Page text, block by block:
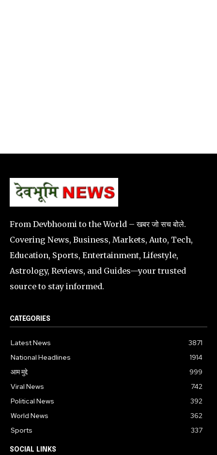
From Devbhoomi to the World – खबर जो सच बोले.
Covering News, Business, Markets, Auto, Tech,
Education, Sports, Entertainment, Lifestyle,
Astrology, Reviews, and Guides—your trusted
source to stay informed.
CATEGORIES
Latest News
3871
National Headlines
1914
आम मुद्दे
999
Viral News
742
Political News
392
World News
362
Sports
337
SOCIAL LINKS